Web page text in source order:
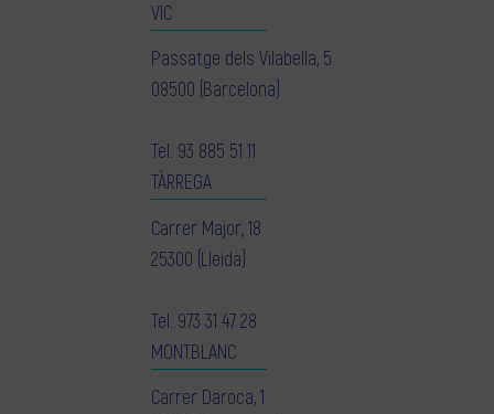
VIC
Passatge dels Vilabella, 5
08500 (Barcelona)
Tel. 93 885 51 11
TÀRREGA
Carrer Major, 18
25300 (Lleida)
Tel. 973 31 47 28
MONTBLANC
Carrer Daroca, 1